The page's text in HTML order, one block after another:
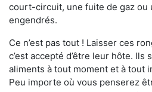
court-circuit, une fuite de gaz ou
engendrés.
Ce n’est pas tout ! Laisser ces
c’est accepté d’être leur hôte. Ils
aliments à tout moment et à tout
Peu importe où vous penserez